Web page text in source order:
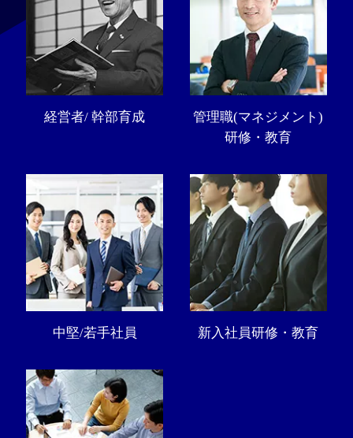
経営者/ 幹部育成
管理職(マネジメント)
研修・教育
中堅/若手社員 新入社員研修・教育